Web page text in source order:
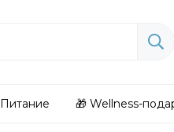
Питание 🎁 Wellness-